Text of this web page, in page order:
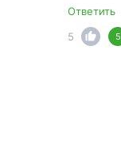
Ответить
5
5